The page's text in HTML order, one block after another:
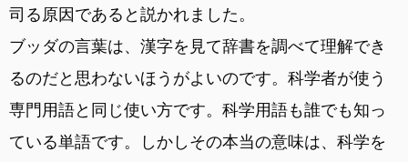
司る原因であると説かれました。
ブッダの言葉は、漢字を見て辞書を調べて理解でき
るのだと思わないほうがよいのです。科学者が使う
専門用語と同じ使い方です。科学用語も誰でも知っ
ている単語です。しかしその本当の意味は、科学を